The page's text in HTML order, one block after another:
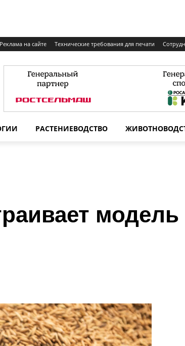
Реклама на сайте Технические требования для печати
РАСТЕНИЕВОДСТВО